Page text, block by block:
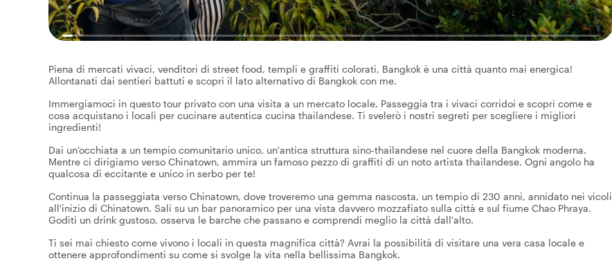
Piena di mercati vivaci, venditori di street food, templi e graffiti colorati, Bangkok è una città quanto mai energica!
Allontanati dai sentieri battuti e scopri il lato alternativo di Bangkok con me.
Immergiamoci in questo tour privato con una visita a un mercato locale. Passeggia tra i vivaci corridoi e scopri come e
cosa acquistano i locali per cucinare autentica cucina thailandese. Ti svelerò i nostri segreti per scegliere i migliori
ingredienti!
Dai un'occhiata a un tempio comunitario unico, un'antica struttura sino-thailandese nel cuore della Bangkok moderna.
Mentre ci dirigiamo verso Chinatown, ammira un famoso pezzo di graffiti di un noto artista thailandese. Ogni angolo ha
qualcosa di eccitante e unico in serbo per te!
Continua la passeggiata verso Chinatown, dove troveremo una gemma nascosta, un tempio di 230 anni, annidato nei vicoli
all'inizio di Chinatown. Sali su un bar panoramico per una vista davvero mozzafiato sulla città e sul fiume Chao Phraya.
Goditi un drink gustoso, osserva le barche che passano e comprendi meglio la città dall'alto.
Ti sei mai chiesto come vivono i locali in questa magnifica città? Avrai la possibilità di visitare una vera casa locale e
ottenere approfondimenti su come si svolge la vita nella bellissima Bangkok.